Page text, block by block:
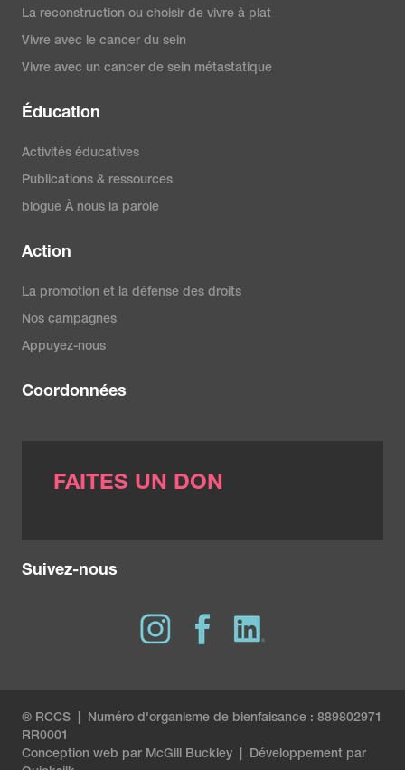
https://
Nolan-Pleckham, M. (2023).
and breast cancer treatment.
Verywell Health.
https://www.verywellhealth.com/
67-tumor-marker-test-430609
Contents of a pathology report
https://www.komen.org/breast-
cancer/diagnosis/pathology-
La reconstruction ou choisir de vivre à plat
Vivre avec le cancer du sein
Vivre avec un cancer de sein métastatique
Éducation
Activités éducatives
Publications & ressources
blogue À nous la parole
Action
La promotion et la défense des droits
Nos campagnes
Appuyez-nous
Coordonnées
FAITES UN DON
Suivez-nous
® RCCS | Numéro d'organisme de bienfaisance : 889802971
RR0001
Conception web par McGill Buckley
Développement par